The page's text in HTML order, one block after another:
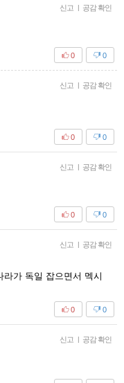
신고 | 공감 확인
0
0
신고 | 공감 확인
0
0
신고 | 공감 확인
0
0
신고 | 공감 확인
가 독일 잡으면서 멕시
0
0
신고 | 공감 확인